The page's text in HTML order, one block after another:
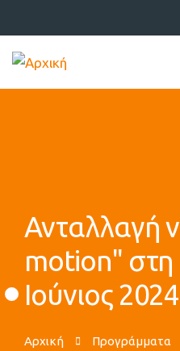
προς
το
Ανταλλαγή
motion" στη
Ιούνιος 2024
Αρχική Προγράμματα